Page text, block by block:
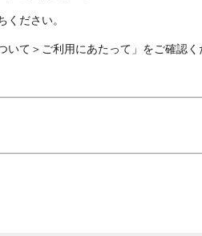
ださい。
て＞ご利用にあたって」をご確認く